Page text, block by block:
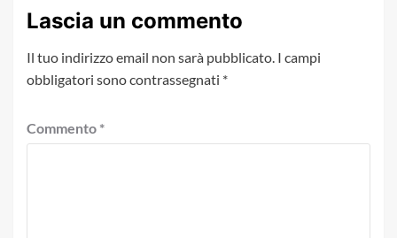
Lascia un commento
Il tuo indirizzo email non sarà pubblicato. I campi
obbligatori sono contrassegnati *
Commento *